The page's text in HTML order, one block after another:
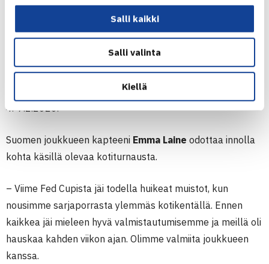
Salli kaikki
Salli valinta
Kiellä
Fed Cup -kotiturnaus pelataan 4.-7.2.2020 Talin
Tenniskeskuksessa – maajoukkue leireilee
Talissa tällä viikolla
Suomen naisten tennismaajoukkue,
Finland, pelaa toista vuotta putkeen kotiyleisönsä edessä.
Turnaus isketään Helsingissä Talin Tenniskeskuksessa
4.-7.2.2020.
Suomen joukkueen kapteeni Emma Laine odottaa innolla
kohta käsillä olevaa kotiturnausta.
– Viime Fed Cupista jäi todella huikeat muistot, kun
nousimme sarjaporrasta ylemmäs kotikentällä. Ennen
kaikkea jäi mieleen hyvä valmistautumisemme ja meillä oli
hauskaa kahden viikon ajan. Olimme valmiita joukkueen
kanssa.